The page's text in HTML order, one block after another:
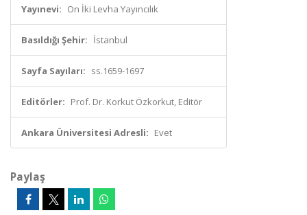
Yayınevi: On İki Levha Yayıncılık
Basıldığı Şehir: İstanbul
Sayfa Sayıları: ss.1659-1697
Editörler: Prof. Dr. Korkut Özkorkut, Editör
Ankara Üniversitesi Adresli: Evet
Paylaş